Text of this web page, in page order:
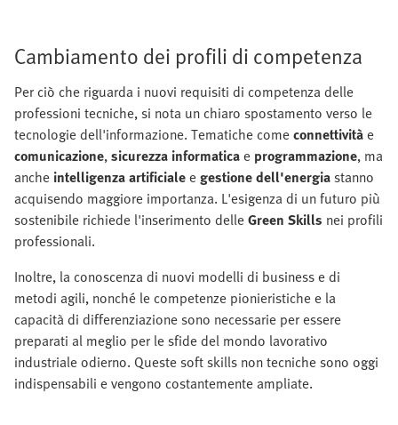
Cambiamento dei profili di competenza
Per ciò che riguarda i nuovi requisiti di competenza delle
professioni tecniche, si nota un chiaro spostamento verso le
tecnologie dell'informazione. Tematiche comeconnettivitàe
comunicazione,sicurezza informaticae programmazione, ma
anche intelligenza artificialeegestione dell'energia stanno
acquisendo maggiore importanza. L'esigenza di un futuro più
sostenibile richiede l'inserimento delleGreen Skills nei profili
professionali.
Inoltre, la conoscenza di nuovi modelli di business e di
metodi agili, nonché le competenze pionieristiche e la
capacità di differenziazione sono necessarie per essere
preparati al meglio per le sfide del mondo lavorativo
industriale odierno. Queste soft skills non tecniche sono oggi
indispensabili e vengono costantemente ampliate.